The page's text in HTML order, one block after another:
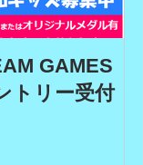
GAMES
トリー受付